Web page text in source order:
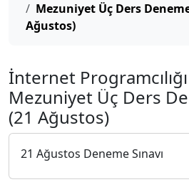
Mezuniyet Üç Ders Deneme
Ağustos)
İnternet
Mezuniyet Üç Ders
(21 Ağustos)
21 Ağustos Deneme Sınavı